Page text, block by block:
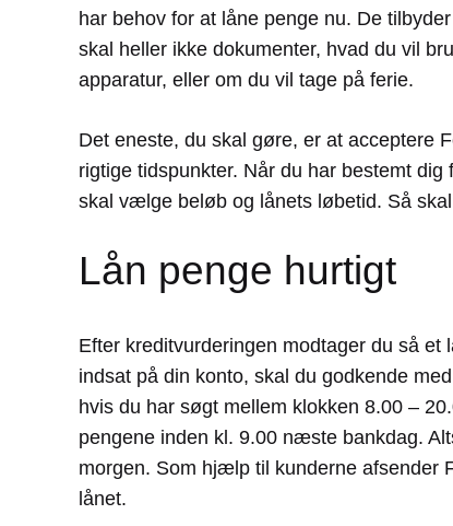
har behov for at låne penge nu. De
skal heller ikke dokumenter, hvad du vil
apparatur, eller om du vil tage på ferie.
Det eneste, du skal gøre, er at acceptere
rigtige tidspunkter. Når du har bestemt
skal vælge beløb og lånets løbetid. Så
Lån penge hurtigt
Efter kreditvurderingen modtager du så et
indsat på din konto, skal du godkende
hvis du har søgt mellem klokken 8.00 –
pengene inden kl. 9.00 næste bankdag.
morgen. Som hjælp til kunderne afsender
lånet.